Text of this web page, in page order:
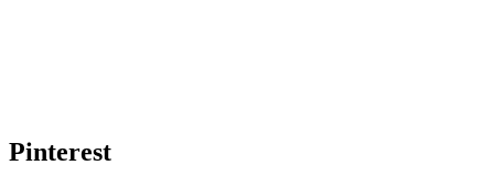
Pinterest